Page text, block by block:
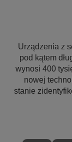
Urządzenia z
pod kątem
wynosi 400
nowej
stanie